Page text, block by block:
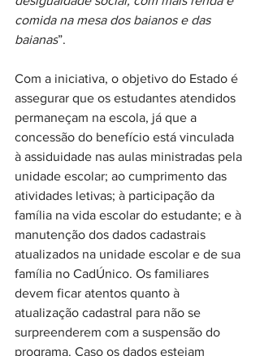
comida na mesa dos baianos e das
baianas”.
Com a iniciativa, o objetivo do Estado é
assegurar que os estudantes atendidos
permaneçam na escola, já que a
concessão do benefício está vinculada
à assiduidade nas aulas ministradas pela
unidade escolar; ao cumprimento das
atividades letivas; à participação da
família na vida escolar do estudante; e à
manutenção dos dados cadastrais
atualizados na unidade escolar e de sua
família no CadÚnico. Os familiares
devem ficar atentos quanto à
atualização cadastral para não se
surpreenderem com a suspensão do
programa. Caso os dados estejam